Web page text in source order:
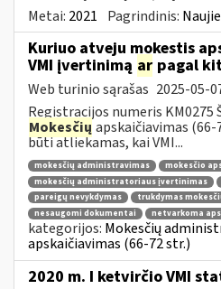
Metai: 2021 Pagrindinis:
Kuriuo atveju mokestis
VMI įvertinimą ar pagal
Web turinio sąrašas 2025-05-
Registracijos numeris
Mokesčių apskaičiavimas (66-
būti atliekamas, kai VMI...
mokesčių administravimas mokesčio
mokesčių administratoriaus įvertinimas
pareigų nevykdymas
trukdymas
nesaugomi dokumentai
netvarkoma
kategorijos: Mokesčių
apskaičiavimas (66-72 str.)
2020 m. I ketvirčio VMI